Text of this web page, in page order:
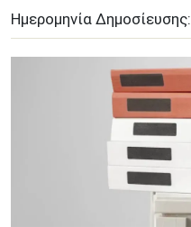
Ημερομηνία Δημοσίευσης: